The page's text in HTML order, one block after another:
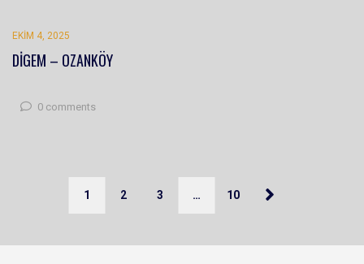
EKIM 4, 2025
DİGEM – OZANKÖY
0 comments
1 2 3 … 10